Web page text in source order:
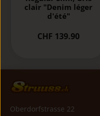
clair "Denim léger
d'été"
CHF 139.90
Oberdorfstrasse 22